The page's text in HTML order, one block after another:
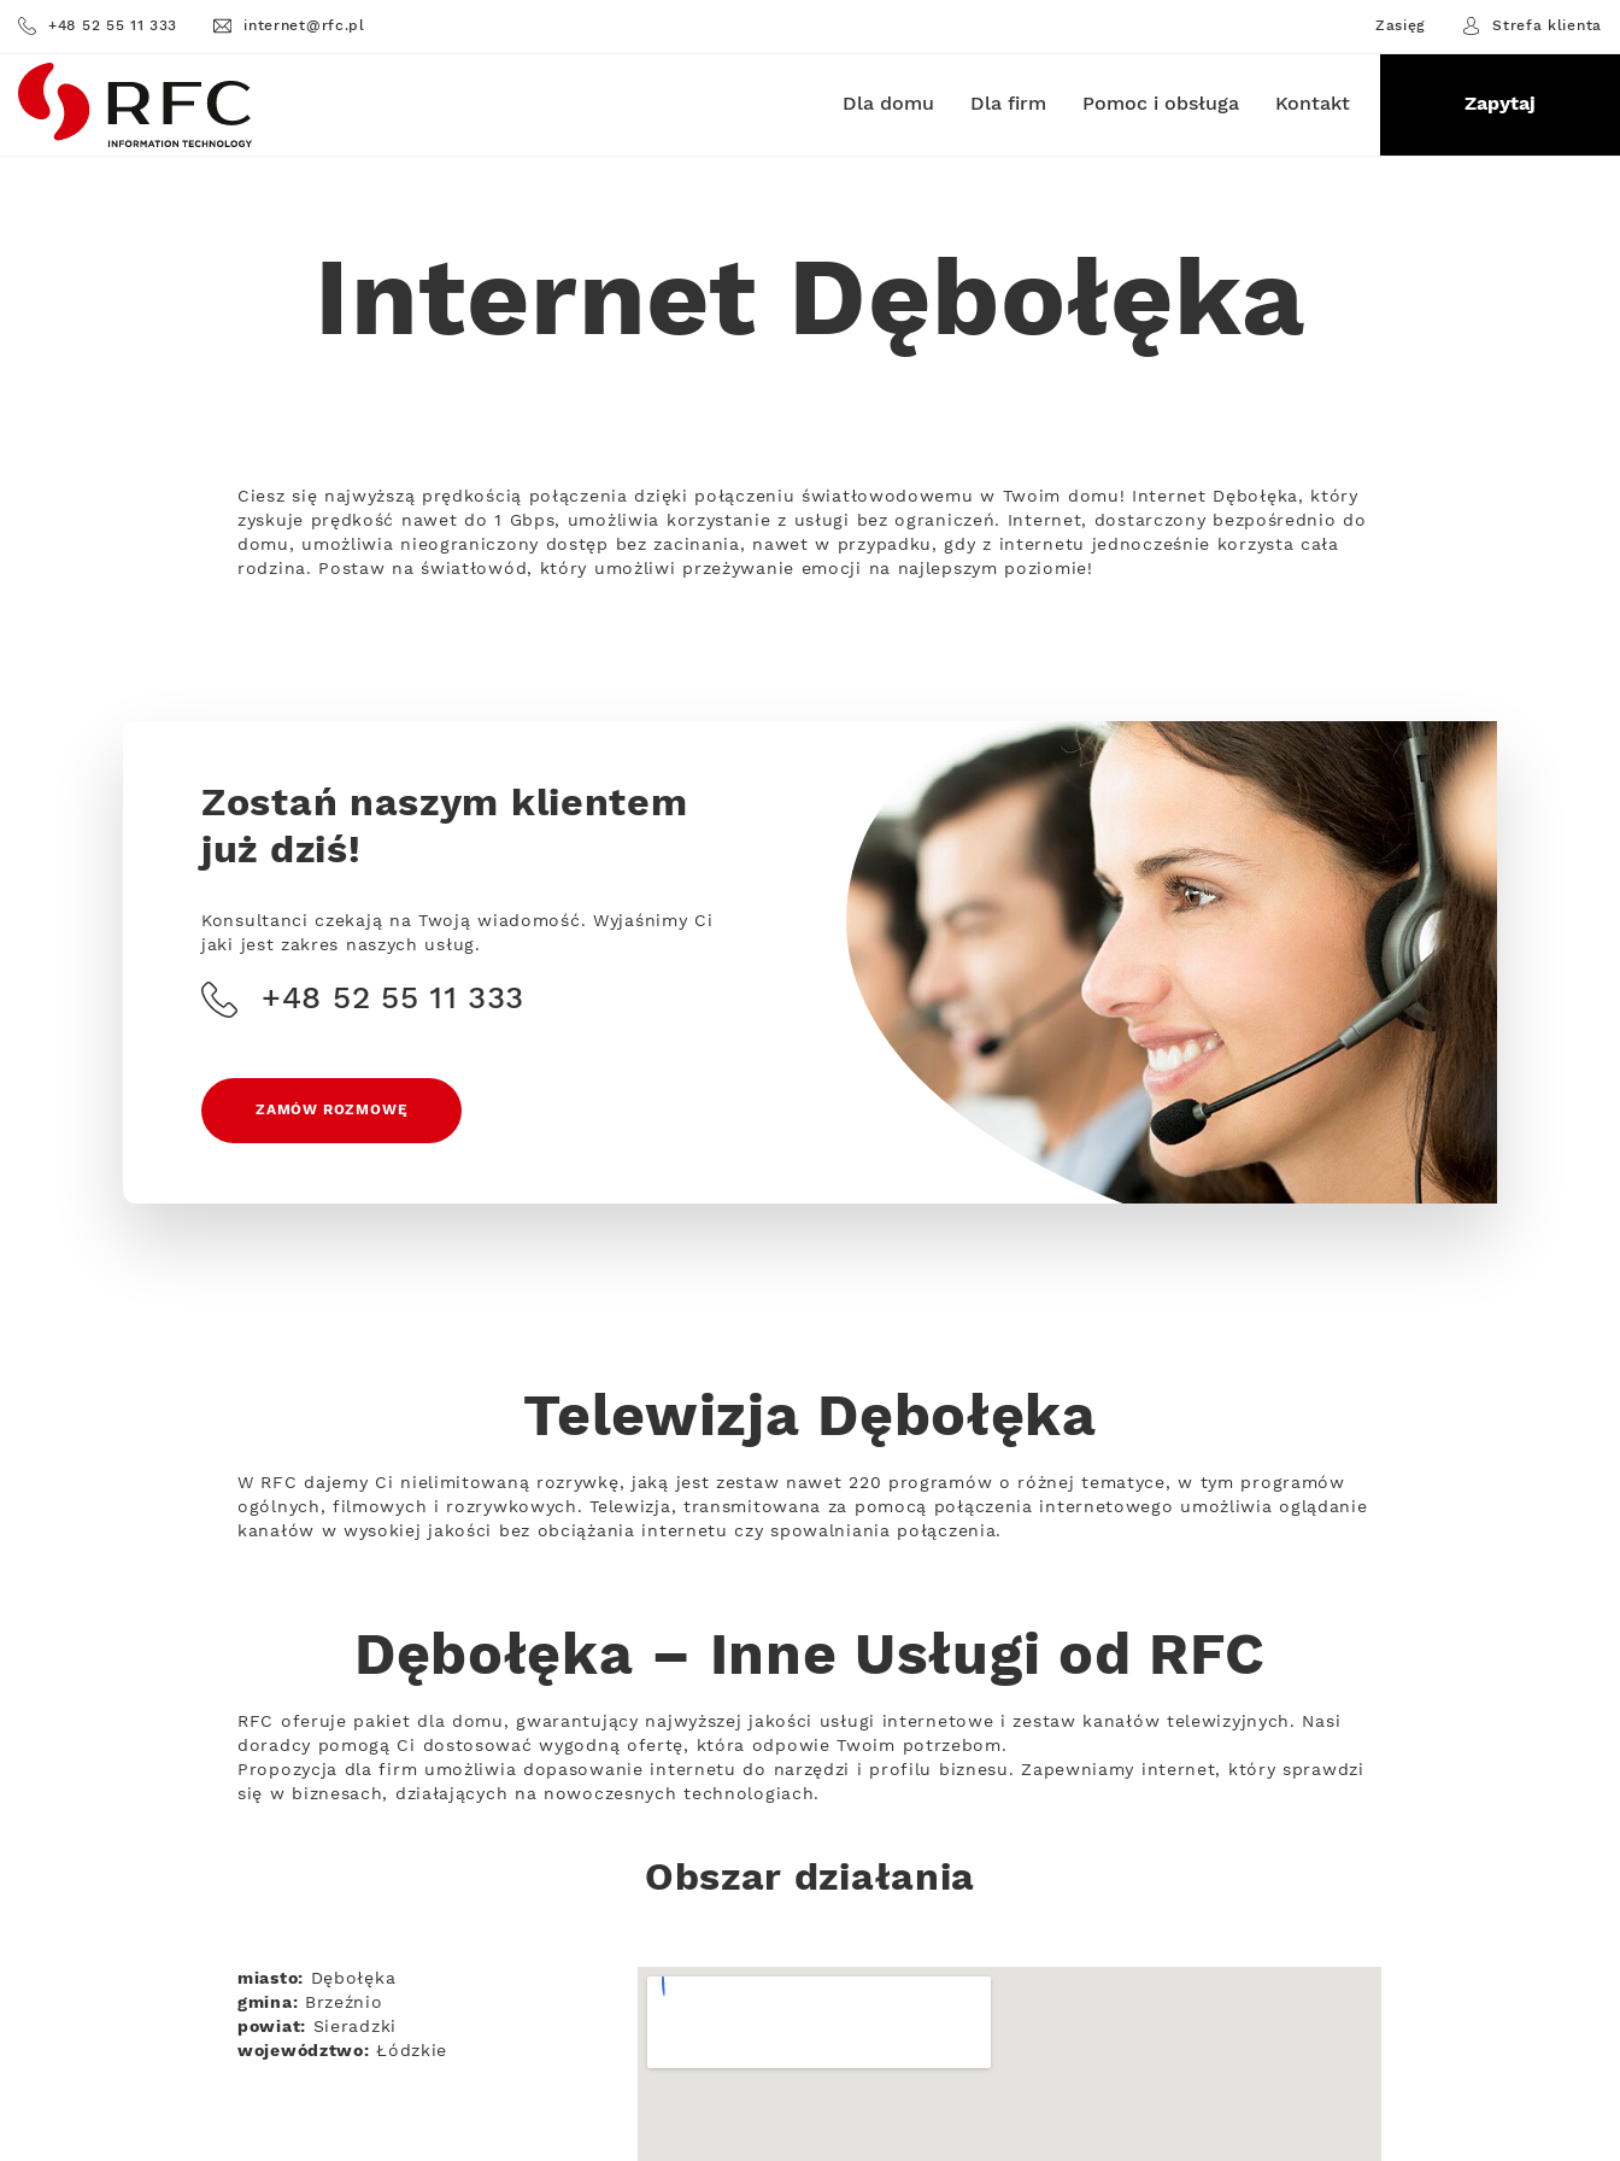
+48 52 55 11 333 internet@rfc.pl Zasięg Strefa klienta
RFC Dla domu Dla firm Pomoc i obsługa Kontakt Zapytaj
Internet Dębołęka
Ciesz się najwyższą prędkością połączenia dzięki połączeniu światłowodowemu w Twoim domu! Internet Dębołęka, który
zyskuje prędkość nawet do 1 Gbps, umożliwia korzystanie z usługi bez ograniczeń. Internet, dostarczony bezpośrednio do
domu, umożliwia nieograniczony dostęp bez zacinania, nawet w przypadku, gdy z internetu jednocześnie korzysta cała
rodzina. Postaw na światłowód, który umożliwi przeżywanie emocji na najlepszym poziomie!
Zostań naszym klientem
już dziś!
Konsultanci czekają na Twoją wiadomość. Wyjaśnimy Ci
jaki jest zakres naszych usług.
+48 52 55 11 333
ZAMÓW ROZMOWĘ
Telewizja Dębołęka
W RFC dajemy Ci nielimitowaną rozrywkę, jaką jest zestaw nawet 220 programów o różnej tematyce, w tym programów
ogólnych, filmowych i rozrywkowych. Telewizja, transmitowana za pomocą połączenia internetowego umożliwia oglądanie
kanałów w wysokiej jakości bez obciążania internetu czy spowalniania połączenia.
Dębołęka – Inne Usługi od RFC
RFC oferuje pakiet dla domu, gwarantujący najwyższej jakości usługi internetowe i zestaw kanałów telewizyjnych. Nasi
doradcy pomogą Ci dostosować wygodną ofertę, która odpowie Twoim potrzebom.
Propozycja dla firm umożliwia dopasowanie internetu do narzędzi i profilu biznesu. Zapewniamy internet, który sprawdzi
się w biznesach, działających na nowoczesnych technologiach.
Obszar działania
miasto: Dębołęka
gmina: Brzeźnio
powiat: Sieradzki
województwo: Łódzkie